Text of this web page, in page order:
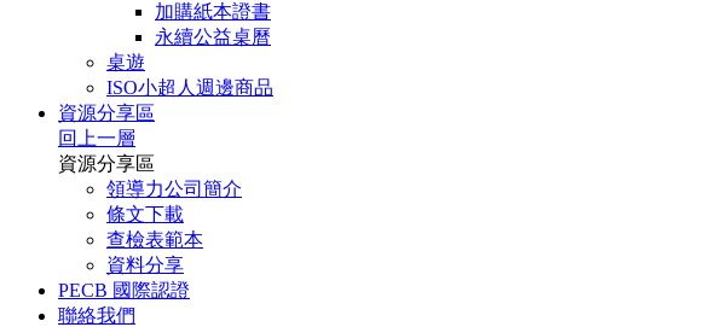
加購紙本證書
永續公益桌曆
桌遊
ISO小超人週邊商品
資源分享區
回上一層
資源分享區
領導力公司簡介
條文下載
查檢表範本
資料分享
PECB 國際認證
聯絡我們